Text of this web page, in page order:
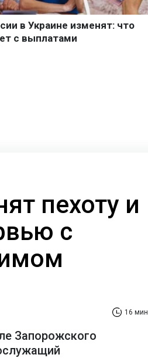
пехоту и
с
16 мин
Запорожского